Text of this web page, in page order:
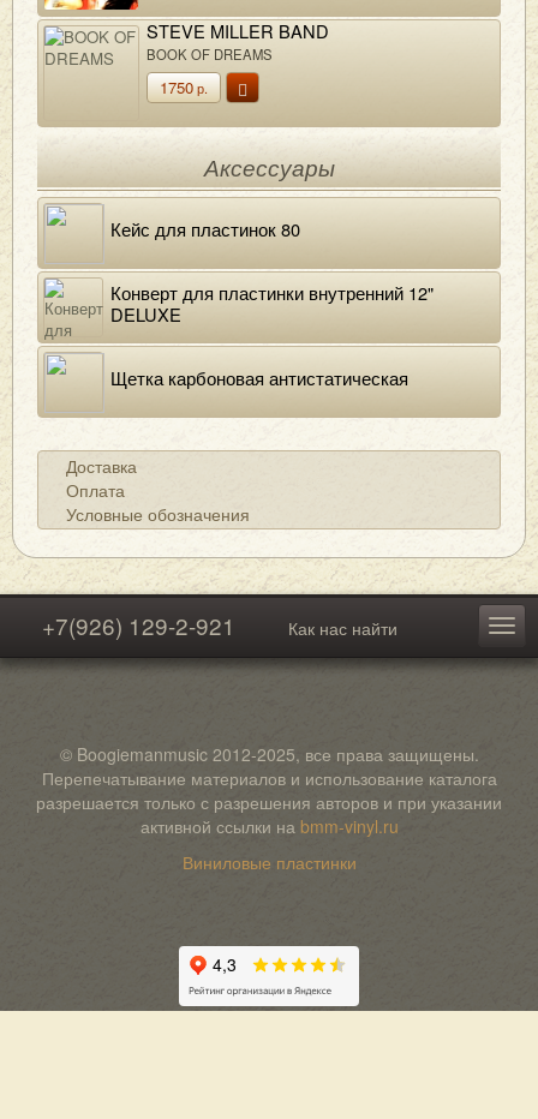
STEVE MILLER BAND
BOOK OF DREAMS
1750р.
Аксессуары
Кейс для пластинок 80
Конверт для пластинки внутренний 12"
DELUXE
Щетка карбоновая антистатическая
Доставка
Оплата
Условные обозначения
+7(926) 129-2-921 Как нас найти
© Boogiemanmusic 2012-2025, все права защищены.
Перепечатывание материалов и использование каталога
разрешается только с разрешения авторов и при указании
активной ссылки на bmm-vinyl.ru
Виниловые пластинки